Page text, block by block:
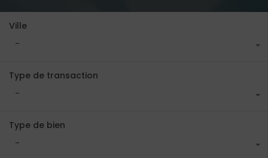
Ville
-
Type de transaction
-
Type de bien
-